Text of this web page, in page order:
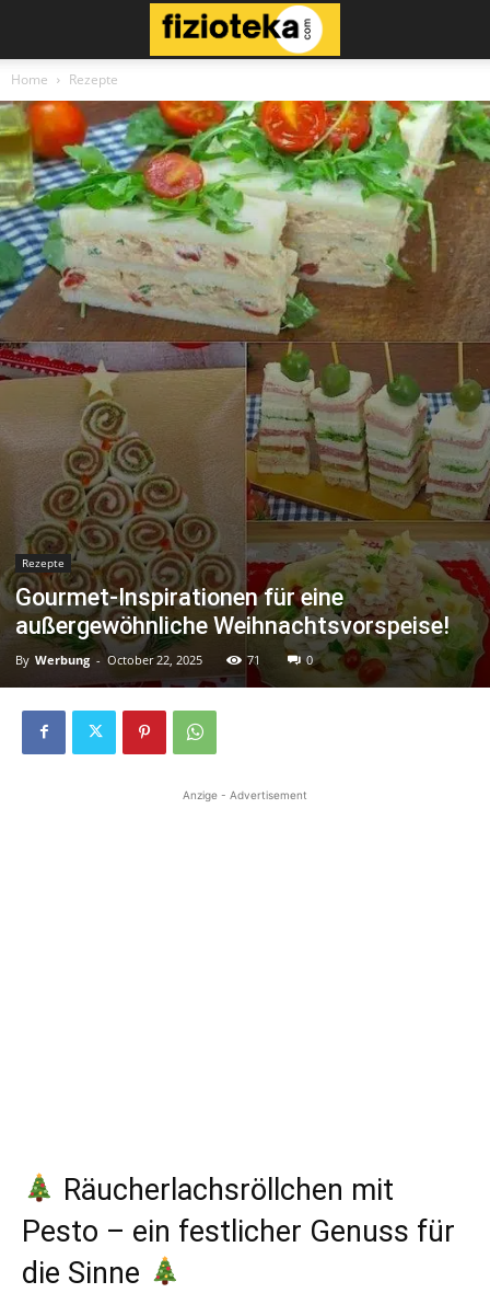
Home Rezepte
Rezepte
Gourmet-Inspirationen für eine
außergewöhnliche Weihnachtsvorspeise!
By Werbung - October 22, 2025 71 0
Anzige - Advertisement
Räucherlachsröllchen mit
Pesto – ein festlicher Genuss für
die Sinne